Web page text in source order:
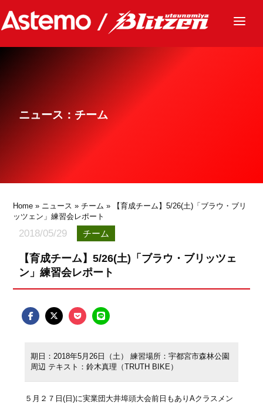
ニュース
グッズ
ニュース：チーム
Home » ニュース »チーム » 【育成チーム】5/26(土)「ブラウ・ブリ
ッツェン」練習会レポート
2018/05/29 チーム
【育成チーム】5/26(土)「ブラウ・ブリッツェ
ン」練習会レポート
期日：2018年5月26日（土） 練習場所：宇都宮市森林公園
周辺 テキスト：鈴木真理（TRUTH BIKE）
５月２７日(日)に実業団大井埠頭大会前日もありAクラスメン